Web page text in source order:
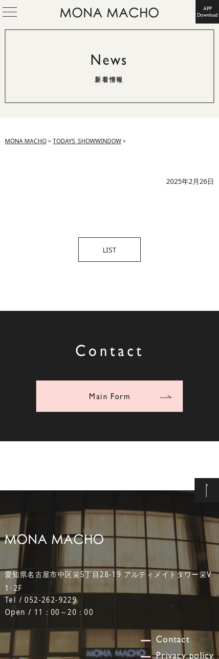
APP
Download
News
新着情報
MONA MACHO>TODAYS_SHOWWINDOW>
2025年2月26日
LIST
Contact
Main Form
愛知県名古屋市中区栄5丁目28-19 アルティメイトタワー栄V
1･2F
Tel / 052-262-9229
Open / 11：00～20：00
Contact
Privacy policy